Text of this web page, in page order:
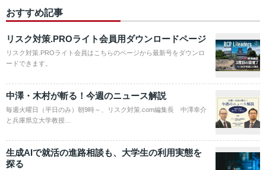
おすすめ記事
リスク対策.PROライト会員用ダウンロードページ
リスク対策.PROライト会員はこちらのページから最新号をダウンロ
ードできます。
中澤・木村が斬る！今週のニュース解説
毎週火曜日（平日のみ）朝9時～、リスク対策.com編集長 中澤幸介
と兵庫県立大学教授…
生成AIで就活の進路相談も、大学生の利用実態を
探る